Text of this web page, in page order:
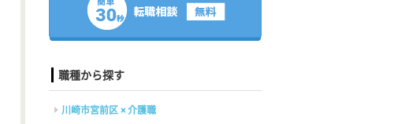
職種から探す
川崎市宮前区 × 介護職